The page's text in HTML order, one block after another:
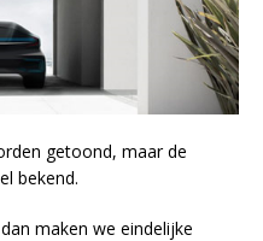
getoond, maar de
bekend.
maken we eindelijke